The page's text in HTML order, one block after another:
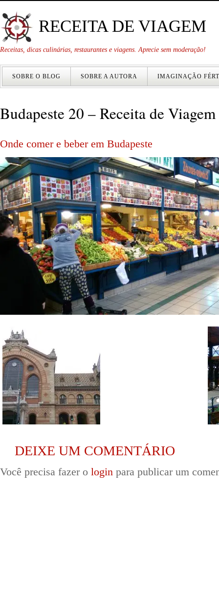
RECEITA DE VIAGEM
Receitas, dicas culinárias, restaurantes e viagens. Aprecie sem moderação!
SOBRE O BLOG SOBRE A AUTORA IMAGINAÇÃO
Budapeste 20 – Receita de
Onde comer e beber em Budapeste
DEIXE UM COMENTÁRIO
Você precisa fazer o login para publicar um